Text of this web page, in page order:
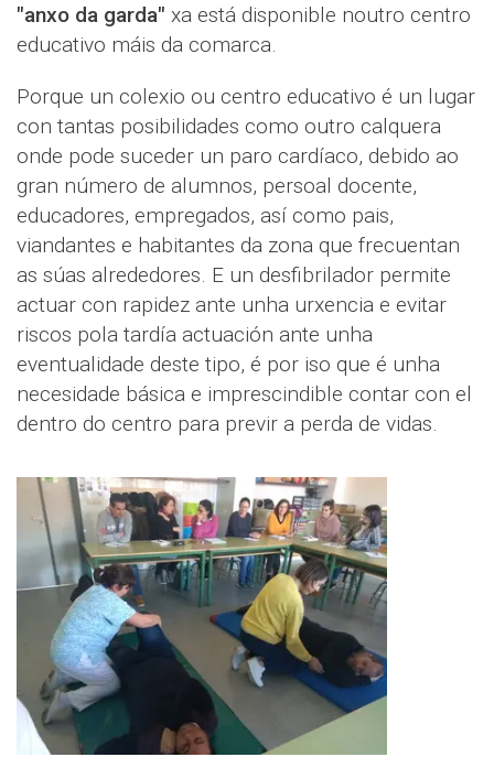
"anxo da garda" xa está disponible noutro centro
educativo máis da comarca.
Porque un colexio ou centro educativo é un lugar
con tantas posibilidades como outro calquera
onde pode suceder un paro cardíaco, debido ao
gran número de alumnos, persoal docente,
educadores, empregados, así como pais,
viandantes e habitantes da zona que frecuentan
as súas alrededores. E un desfibrilador permite
actuar con rapidez ante unha urxencia e evitar
riscos pola tardía actuación ante unha
eventualidade deste tipo, é por iso que é unha
necesidade básica e imprescindible contar con el
dentro do centro para previr a perda de vidas.